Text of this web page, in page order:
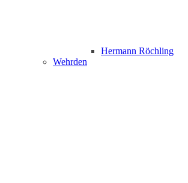
Hermann Röchling
Wehrden